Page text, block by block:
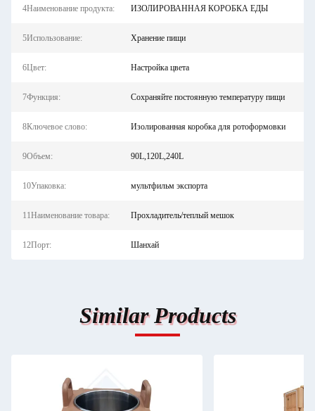
4Наименование продукта: ИЗОЛИРОВАННАЯ КОРОБКА ЕДЫ
5Использование: Хранение пищи
6Цвет: Настройка цвета
7Функция: Сохраняйте постоянную температуру пищи
8Ключевое слово: Изолированная коробка для ротоформовки
9Объем: 90L,120L,240L
10Упаковка: мультфильм экспорта
11Наименование товара: Прохладитель/теплый мешок
12Порт: Шанхай
Similar Products